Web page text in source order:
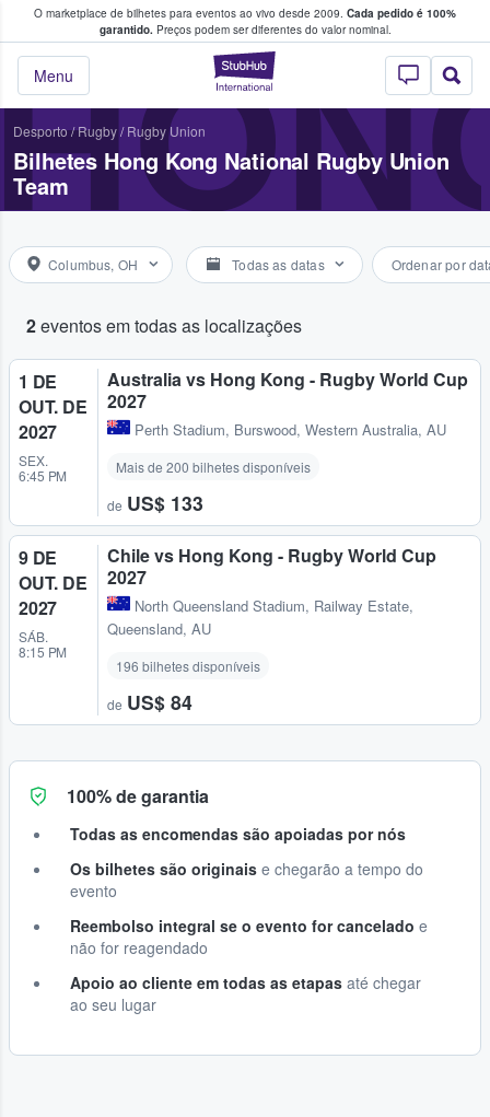
O marketplace de bilhetes para eventos ao vivo desde 2009. Cada pedido é 100%
garantido.Preços podem ser diferentes do valor nominal.
StubHub – onde
Menu
fãs compram e vendem bilhetes
Desporto/Rugby/ Rugby Union
Bilhetes Hong Kong National Rugby Union
Team
Columbus, OH Todas as datas Ordenar por
2eventos em todas as localizações
1 DE
OUT. DE
2027
SEX.
6:45 PM
Australia vs Hong Kong - Rugby World Cup
2027
Perth Stadium, Burswood, Western Australia, AU
Mais de 200 bilhetes disponíveis
de US$ 133
9 DE
OUT. DE
2027
SÁB.
8:15 PM
Chile vs Hong Kong - Rugby World Cup
2027
North Queensland Stadium, Railway Estate,
Queensland, AU
196 bilhetes disponíveis
de US$ 84
100% de garantia
Todas as encomendas são apoiadas por nós
Os bilhetes são originais e chegarão a tempo do
evento
Reembolso integral se o evento for cancelado e
não for reagendado
Apoio ao cliente em todas as etapas até chegar
ao seu lugar